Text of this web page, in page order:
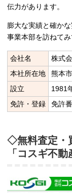
伝力があります。
膨大な実績と確か
事業本部を訪ねてみ
会社名
株式
本社所在地
熊本
設立
1981
免許・登録
免許
◇無料査定・
「コスギ不動